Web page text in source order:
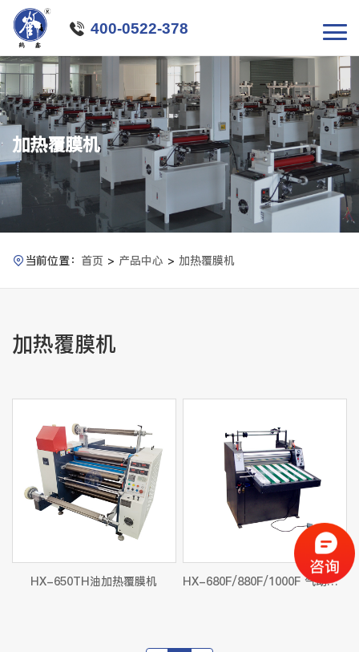
 400-0522-378
加热覆膜机
 当前位置： 首页 > 产品中心 > 加热覆膜机
加热覆膜机
HX-650TH油加热覆膜机 HX-680F/880F/1000F 气动式加热覆膜机